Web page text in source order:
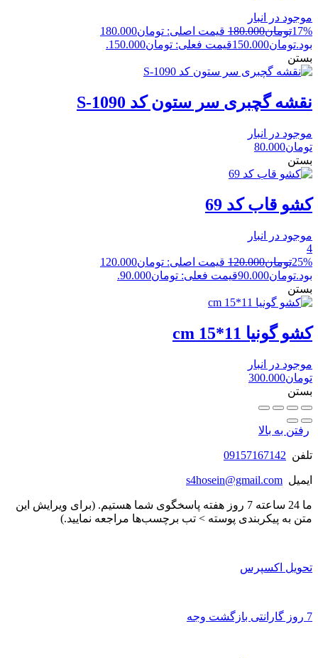
موجود در انبار
17%تومان180.000
قیمت اصلی: تومان180.000
بود.تومان150.000قیمت فعلی: تومان150.000.
بستن
نقشه گچبری سر ستون کد S-1090
موجود در انبار
تومان80.000
بستن
کشو قاب کد 69
موجود در انبار
4
25%تومان120.000
قیمت اصلی: تومان120.000
بود.تومان90.000قیمت فعلی: تومان90.000.
بستن
کشو گونیا 11*15 cm
موجود در انبار
تومان300.000
بستن
رفتن به بالا
تلفن 09157167142
ایمیل s4hosein@gmail.com
ما 24 ساعته 7 روز هفته پاسخگوی شما هستیم. (برای ویرایش این
متن به پیکربندی پوسته > تب برچسب‌ها مراجعه نمایید.)
تحویل اکسپرس
7 روز گارانتی بازگشت وجه